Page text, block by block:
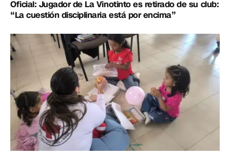
Oficial: Jugador de La Vinotinto es retirado de su club:
“La cuestión disciplinaria está por encima”